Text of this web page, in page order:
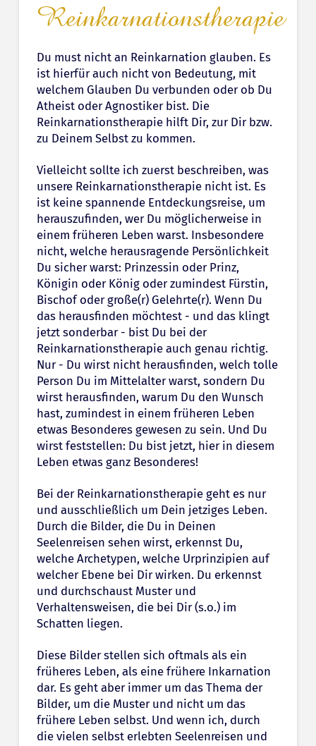
Reinkarnationstherapie
Du must nicht an Reinkarnation glauben. Es
ist hierfür auch nicht von Bedeutung, mit
welchem Glauben Du verbunden oder ob Du
Atheist oder Agnostiker bist. Die
Reinkarnationstherapie hilft Dir, zur Dir bzw.
zu Deinem Selbst zu kommen.
Vielleicht sollte ich zuerst beschreiben, was
unsere Reinkarnationstherapie nicht ist. Es
ist keine spannende Entdeckungsreise, um
herauszufinden, wer Du möglicherweise in
einem früheren Leben warst. Insbesondere
nicht, welche herausragende Persönlichkeit
Du sicher warst: Prinzessin oder Prinz,
Königin oder König oder zumindest Fürstin,
Bischof oder große(r) Gelehrte(r). Wenn Du
das herausfinden möchtest - und das klingt
jetzt sonderbar - bist Du bei der
Reinkarnationstherapie auch genau richtig.
Nur - Du wirst nicht herausfinden, welch tolle
Person Du im Mittelalter warst, sondern Du
wirst herausfinden, warum Du den Wunsch
hast, zumindest in einem früheren Leben
etwas Besonderes gewesen zu sein. Und Du
wirst feststellen: Du bist jetzt, hier in diesem
Leben etwas ganz Besonderes!
Bei der Reinkarnationstherapie geht es nur
und ausschließlich um Dein jetziges Leben.
Durch die Bilder, die Du in Deinen
Seelenreisen sehen wirst, erkennst Du,
welche Archetypen, welche Urprinzipien auf
welcher Ebene bei Dir wirken. Du erkennst
und durchschaust Muster und
Verhaltensweisen, die bei Dir (s.o.) im
Schatten liegen.
Diese Bilder stellen sich oftmals als ein
früheres Leben, als eine frühere Inkarnation
dar. Es geht aber immer um das Thema der
Bilder, um die Muster und nicht um das
frühere Leben selbst. Und wenn ich, durch
die vielen selbst erlebten Seelenreisen und